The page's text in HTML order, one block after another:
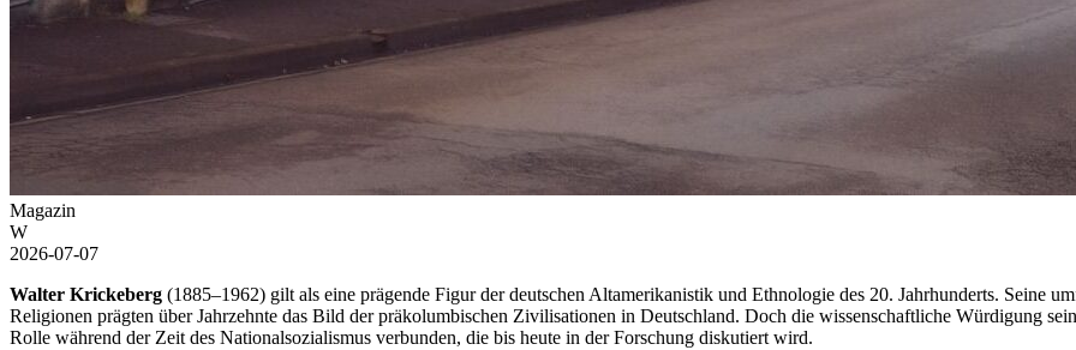
Magazin
W
2026-07-07
Walter Krickeberg (1885–1962) gilt als eine prägende Figur der deutschen Altamerikanistik und Ethnologie des 20. Jahrhunderts. Seine
Religionen prägten über Jahrzehnte das Bild der präkolumbischen Zivilisationen in Deutschland. Doch die wissenschaftliche Würdigung
Rolle während der Zeit des Nationalsozialismus verbunden, die bis heute in der Forschung diskutiert wird.